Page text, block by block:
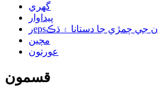
گهري
پيداوار
رepsن جي چمڙي جا دستانا ۽ ڌڪ
مچين
عورتون
قسمون